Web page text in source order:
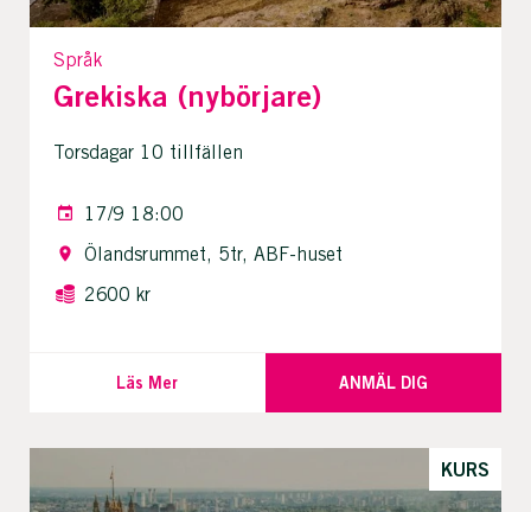
Språk
Grekiska (nybörjare)
Torsdagar 10 tillfällen
17/9 18:00
Ölandsrummet, 5tr, ABF-huset
2600 kr
Läs Mer ANMÄL DIG
KURS